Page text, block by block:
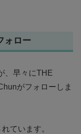
ォロー
、早々にTHE
がフォローしま
ています。